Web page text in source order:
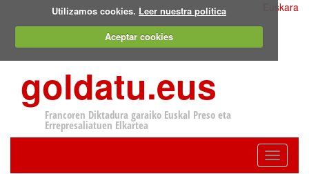
Utilizamos cookies. Leer nuestra política
Aceptar cookies
goldatu.eus
Francoren Diktadura garaiko Euskal Preso eta
Errepresaliatuen Elkartea
Toggle
Euskara